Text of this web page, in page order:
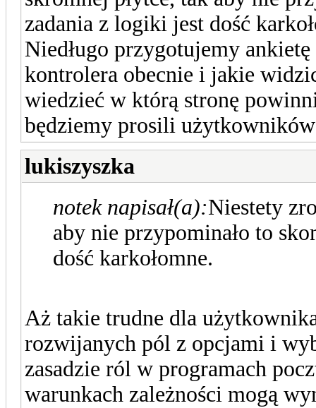
zadania z logiki jest dość
Niedługo przygotujemy
kontrolera obecnie i jakie
wiedzieć w którą stronę
będziemy prosili użytkowników
lukiszyszka
notek napisał(a):Niestety
aby nie przypominało to
dość karkołomne.
Aż takie trudne dla
rozwijanych pól z opcjami i
zasadzie ról w programach
warunkach zależności mogą